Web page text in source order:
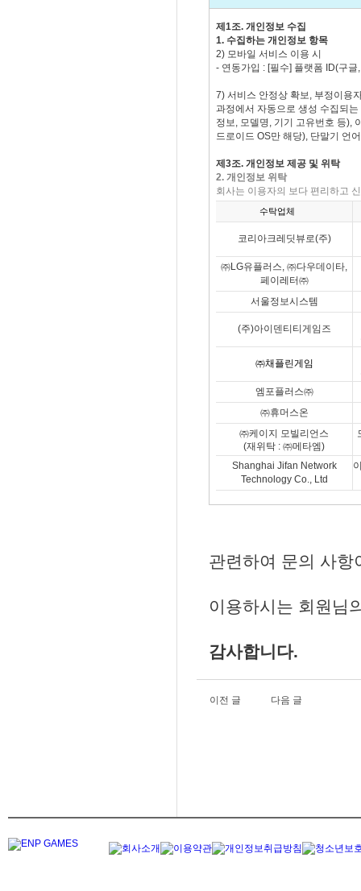
제1조. 개인정보 수집
1. 수집하는 개인정보 항목
2) 모바일 서비스 이용 시
- 연동가입 : [필수] 플랫폼 ID(구
7) 서비스 안정상 확보, 부정이용
과정에서 자동으로 생성 수집되
정보, 모델명, 기기 고유번호 등),
드로이드 OS만 해당), 단말기 언
제3조. 개인정보 제공 및 위탁
2. 개인정보 위탁
회사는 이용자의 보다 편리하고
수탁업체
코리아크레딧뷰로(주)
㈜LG유플러스, ㈜다우데이타,
페이레터㈜
서울정보시스템
(주)아이덴티티게임즈
㈜채플린게임
엠포플러스㈜
㈜휴머스온
㈜케이지 모빌리언스
(재위탁 : ㈜메타엠)
Shanghai Jifan Network
Technology Co., Ltd
관련하여 문의 사
이용하시는 회원님
감사합니다.
이전 글 다음 글